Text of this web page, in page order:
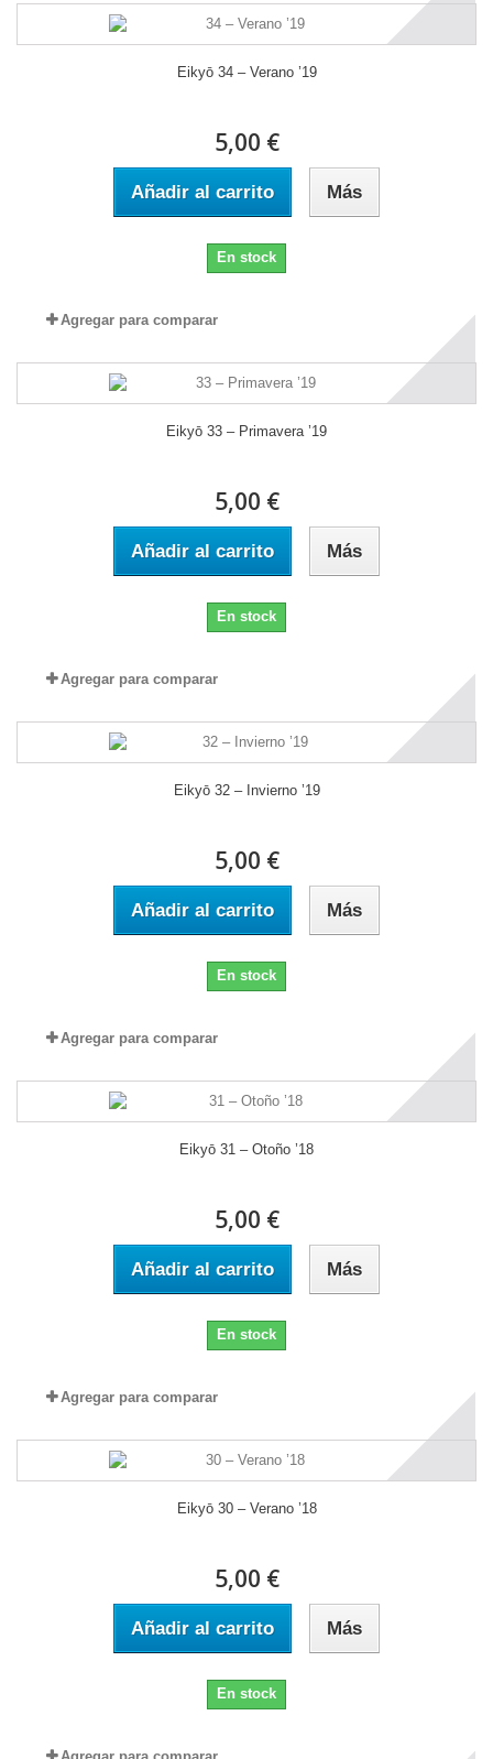
Eikyō 34 – Verano ’19
5,00 €
Añadir al carrito Más
En stock
Agregar para comparar
Eikyō 33 – Primavera ’19
5,00 €
Añadir al carrito Más
En stock
Agregar para comparar
Eikyō 32 – Invierno ’19
5,00 €
Añadir al carrito Más
En stock
Agregar para comparar
Eikyō 31 – Otoño ’18
5,00 €
Añadir al carrito Más
En stock
Agregar para comparar
Eikyō 30 – Verano ’18
5,00 €
Añadir al carrito Más
En stock